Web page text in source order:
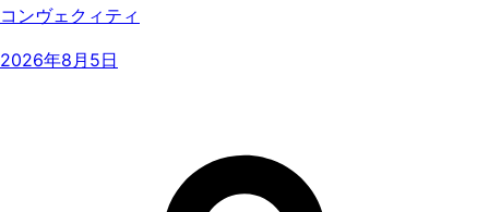
コンヴェクィティ
2026年8月5日